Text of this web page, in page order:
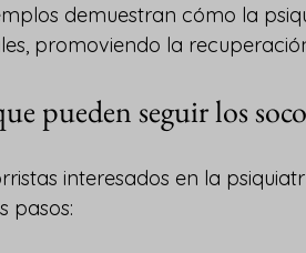
demuestran cómo la
promoviendo la
pueden seguir los
interesados en la
pasos: